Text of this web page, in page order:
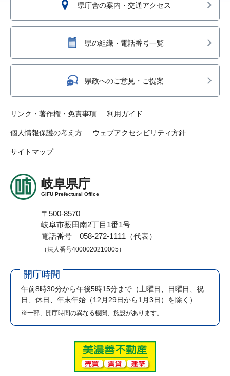
県庁舎の案内・交通アクセス
県の組織・電話番号一覧
県政へのご意見・ご提案
リンク・著作権・免責事項 利用ガイド
個人情報保護の考え方 ウェブアクセシビリティ方針
サイトマップ
岐阜県庁
GIFU Prefectural Office
〒500-8570
岐阜市薮田南2丁目1番1号
電話番号 058-272-1111（代表）
（法人番号4000020210005）
開庁時間
午前8時30分から午後5時15分まで （土曜日、日曜日、祝
日、休日、年末年始（12月29日から1月3日）を除く）
※一部、開庁時間の異なる機関、施設があります。